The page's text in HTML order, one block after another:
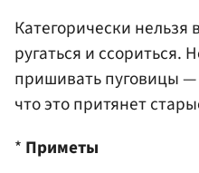
Категорически
ругаться и ссориться.
пришивать пуговицы —
что это притянет
* Приметы